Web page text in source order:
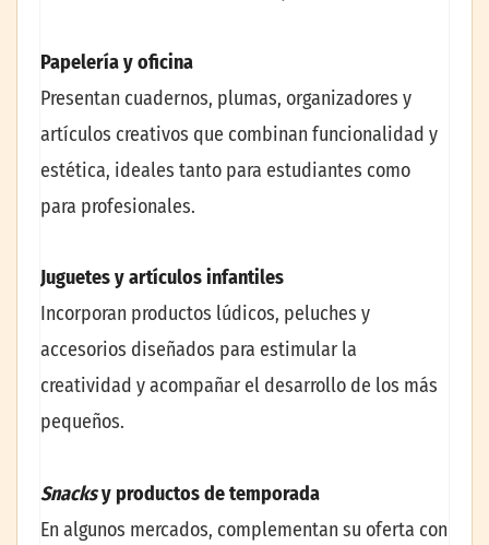
Papelería y oficina
Presentan cuadernos, plumas, organizadores y
artículos creativos que combinan funcionalidad y
estética, ideales tanto para estudiantes como
para profesionales.
Juguetes y artículos infantiles
Incorporan productos lúdicos, peluches y
accesorios diseñados para estimular la
creatividad y acompañar el desarrollo de los más
pequeños.
Snacksy productos de temporada
En algunos mercados, complementan su oferta con